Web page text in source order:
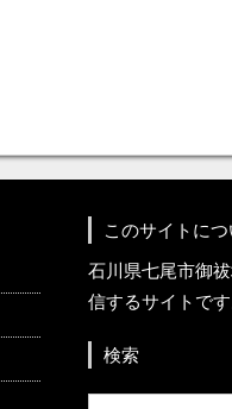
このサイトにつ
石川県七尾市御
信するサイトです
検索